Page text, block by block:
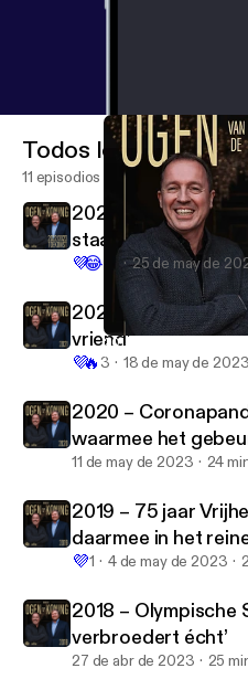
2018 – Olympische
Door de ogen van de
Todos los episodios
11 episodios
2022 – De
staat vast, maar
vul je zelf in'
💜😂 25 de may de
2021 –
vriend’
💜🔥 3 18 de may de 2023
2020 –
waarmee het
11 de may de 2023 24
2019 – 75 jaar
daarmee in het
💜1 4 de may de 2023
2018 – Olympische
verbroedert écht’
27 de abr de 2023 25